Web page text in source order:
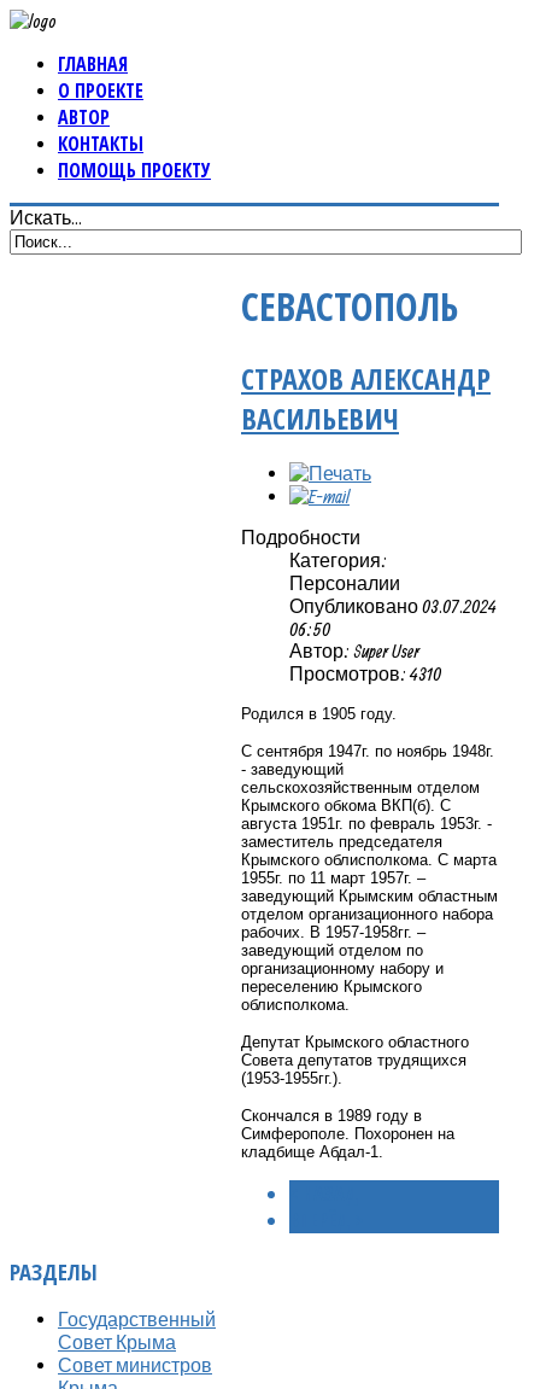
ГЛАВНАЯ
О ПРОЕКТЕ
АВТОР
КОНТАКТЫ
ПОМОЩЬ ПРОЕКТУ
Искать...
СЕВАСТОПОЛЬ
СТРАХОВ АЛЕКСАНДР
ВАСИЛЬЕВИЧ
Подробности
Категория:
Персоналии
Опубликовано 03.07.2024
06:50
Автор: Super User
Просмотров: 4310
Родился в 1905 году.
С сентября 1947г. по ноябрь 1948г.
- заведующий
сельскохозяйственным отделом
Крымского обкома ВКП(б). С
августа 1951г. по февраль 1953г. -
заместитель председателя
Крымского облисполкома. С марта
1955г. по 11 март 1957г. –
заведующий Крымским областным
отделом организационного набора
рабочих.
В 1957-1958гг. –
заведующий отделом по
организационному набору и
переселению Крымского
облисполкома.
Депутат Крымского областного
Совета депутатов трудящихся
(1953-1955гг.).
Скончался в 1989 году в
Симферополе. Похоронен на
кладбище Абдал-1.
РАЗДЕЛЫ
Государственный
Совет Крыма
Совет министров